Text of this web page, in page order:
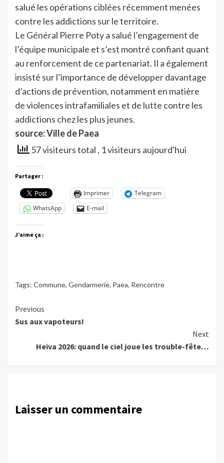
salué les opérations ciblées récemment menées
contre les addictions sur le territoire.
Le Général Pierre Poty a salué l’engagement de
l’équipe municipale et s’est montré confiant quant
au renforcement de ce partenariat. Il a également
insisté sur l’importance de développer davantage
d’actions de prévention, notamment en matière
de violences intrafamiliales et de lutte contre les
addictions chez les plus jeunes.
source: Ville de Paea
57 visiteurs total , 1 visiteurs aujourd'hui
Partager :
Imprimer
Telegram
WhatsApp
E-mail
J’aime ça :
Tags: Commune, Gendarmerie, Paea, Rencontre
Continue
Reading
Previous
Sus aux vapoteurs!
Next
Heiva 2026: quand le ciel joue les trouble-fête…
Laisser un commentaire